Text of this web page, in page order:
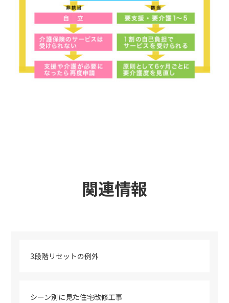
関連情報
3段階リセットの例外
シーン別に見た住宅改修工事